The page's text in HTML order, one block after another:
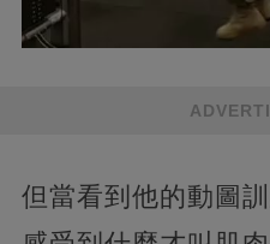
但當看到他的動圖